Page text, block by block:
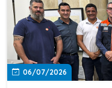
06/07/2026